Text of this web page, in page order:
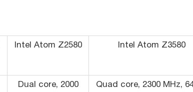
Intel Atom Z2580 Intel Atom Z3580
Dual core, 2000
Quad core, 2300 MHz,